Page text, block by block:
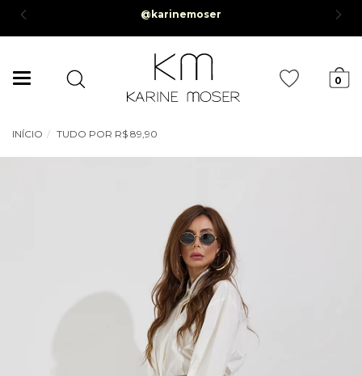
em até 6x sem juros *Parcela mínima de R$50,00*
Mudar
0
INÍCIO TUDO POR R$ 89,90